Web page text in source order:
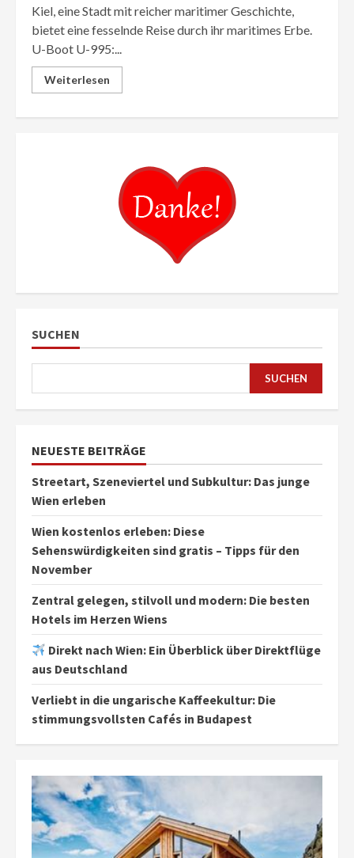
Kiel, eine Stadt mit reicher maritimer Geschichte,
bietet eine fesselnde Reise durch ihr maritimes Erbe.
U-Boot U-995:...
Weiterlesen
SUCHEN
SUCHEN
NEUESTE BEITRÄGE
Streetart, Szeneviertel und Subkultur: Das junge
Wien erleben
Wien kostenlos erleben: Diese
Sehenswürdigkeiten sind gratis – Tipps für den
November
Zentral gelegen, stilvoll und modern: Die besten
Hotels im Herzen Wiens
Direkt nach Wien: Ein Überblick über Direktflüge
aus Deutschland
Verliebt in die ungarische Kaffeekultur: Die
stimmungsvollsten Cafés in Budapest